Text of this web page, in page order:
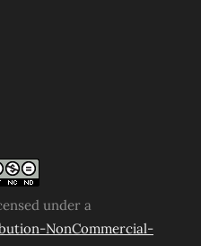
under a
NonCommercial-